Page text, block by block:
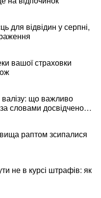
для відвідин у серпні,
вашої страховки
що важливо
словами досвідченої
раптом зсипалися
не в курсі штрафів: як